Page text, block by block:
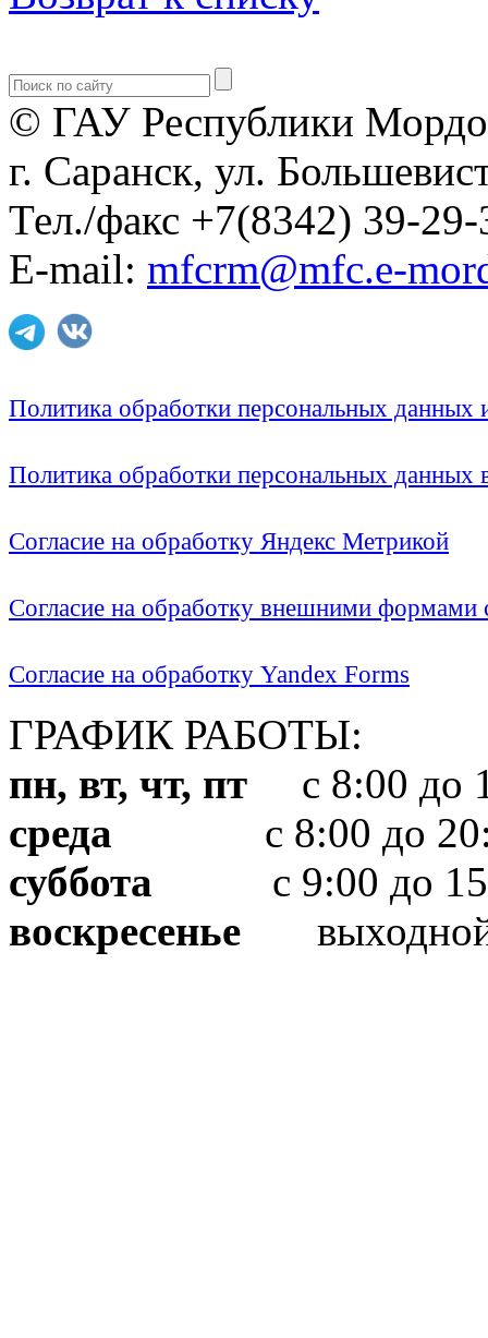
© ГАУ Республики
г. Саранск, ул.
Тел./факс +7(8342) 39-29-
E-mail: mfcrm@mfc.e-
Политика обработки персональных
Политика обработки персональных
Согласие на обработку Яндекс Метрикой
Согласие на обработку внешними формами
Согласие на обработку Yandex Forms
ГРАФИК РАБОТЫ:
пн, вт, чт, пт с 8:00 до
среда с 8:00 до
суббота с 9:00 до
воскресенье